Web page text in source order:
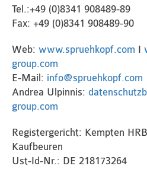
Tel.:+49 (0)8341 908489-89
Fax: +49 (0)8341 908489-90
Web: www.spruehkopf.com I
group.com
E-Mail: info@spruehkopf.com
Andrea Ulpinnis:
group.com
Registergericht: Kempten
Kaufbeuren
Ust-Id-Nr.: DE 218173264